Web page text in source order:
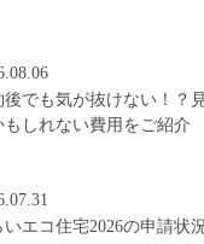
後でも気が抜けない！？
もしれない費用をご紹介
いエコ住宅2026の申請状